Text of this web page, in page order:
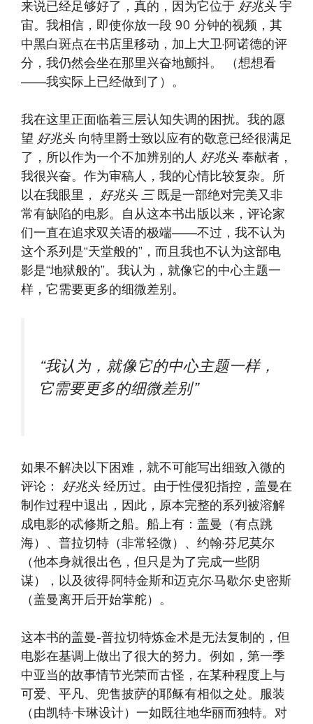
来说已经足够好了，真的，因为它位于 好兆头宇
宙。我相信，即使你放一段 90 分钟的视频，其
中黑白斑点在书店里移动，加上大卫·阿诺德的评
分，我仍然会坐在那里兴奋地颤抖。 （想想看
——我实际上已经做到了）。
我在这里正面临着三层认知失调的困扰。我的愿
望 好兆头向特里爵士致以应有的敬意已经很满足
了，所以作为一个不加辨别的人 好兆头奉献者，
我很兴奋。作为审稿人，我的心情比较复杂。所
以在我眼里， 好兆头 三既是一部绝对完美又非
常有缺陷的电影​。自从这本书出版以来，评论家
们一直在追求双关语的极端——不过，我不认为
这个系列是“天堂般的”，而且我也不认为这部电
影是“地狱般的”​​。我认为，就像它的中心主题一
样，它需要更多的细微差别。
“我认为，就像它的中心主题一样，
它需要更多的细微差别”
如果不解决以下困难，就不可能写出细致入微的
评论： 好兆头经历过。由于性侵犯指控，盖曼在
制作过程中退出，因此，原本完整的系列被溶解
成电影的忒修斯之船。船上有：盖曼（有点跳
海）、普拉切特（非常轻微）、约翰·芬尼莫尔
（他本身就很出色，但只是为了完成一些阴
谋），以及彼得·阿特金斯和迈克尔·马歇尔·史密斯
（盖曼离开后开始掌舵）。
这本书的盖曼-普拉切特炼金术是无法复制的，但
电影在基调上做出了很大的努力。例如，第一季
中亚当的故事情节光荣而古怪，在某种程度上与
可爱、平凡、兜售披萨的耶稣有相似之处。服装
（由凯特·卡琳设计）一如既往地华丽而独特。对